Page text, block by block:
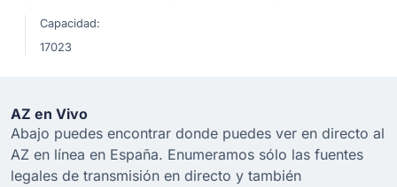
Capacidad:
17023
AZ en Vivo
Abajo puedes encontrar donde puedes ver en directo al
AZ en línea en España. Enumeramos sólo las fuentes
legales de transmisión en directo y también